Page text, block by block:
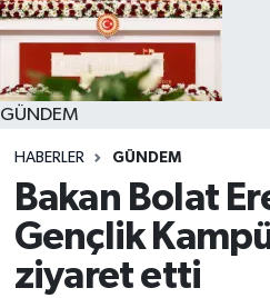
GÜNDEM
HABERLER GÜNDEM
Bakan Bolat
Gençlik
ziyaret etti
DÜNYA
SPOR
MAGAZİN
YAŞAM
Trafik Durumu
Süper Lig Puan Durumu
Tüm Manşetler
Son Dakika Haberleri
Haber Arşivi